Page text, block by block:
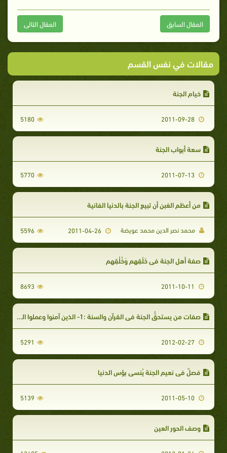
المقال السابق المقال التالى
مقالات في نفس القسم
خيام الجنة
5180
سعة أبواب الجنة
5770
من أعظم الغبن أن تبيع الجنة بالدنيا الفانية
محمد نصر الدين محمد عويضة 2011-04-26
5596
صفة أهل الجنة في خَلْقِهِم وَخُلُقِهم
8693
صفات من يستحقُّ الجنة في القرآن والسنة :1- الذين آمنوا وعملوا الصالحات
5291
فصلٌ في نعيم الجنة يُنسي بؤس الدنيا
5139
وصف الحور العين